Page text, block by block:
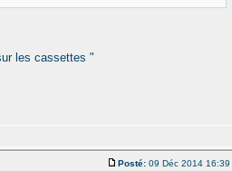
les cassettes "
Posté: 09 Déc 2014 16:39